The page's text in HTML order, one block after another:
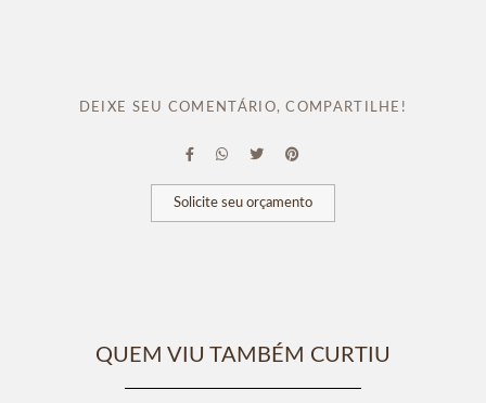
DEIXE SEU COMENTÁRIO, COMPARTILHE!
Solicite seu orçamento
QUEM VIU TAMBÉM CURTIU